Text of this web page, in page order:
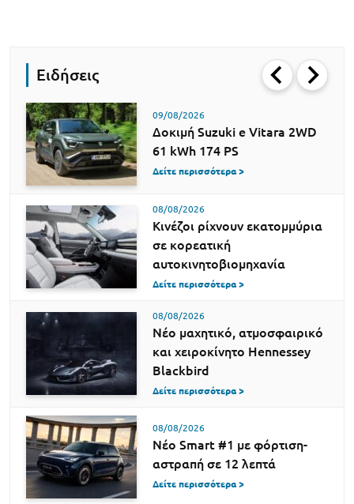
Ειδήσεις
09/08/2026
Δοκιμή Suzuki e Vitara 2WD
61 kWh 174 PS
Δείτε περισσότερα >
08/08/2026
Κινέζοι ρίχνουν εκατομμύρια
σε κορεατική
αυτοκινητοβιομηχανία
Δείτε περισσότερα >
08/08/2026
Νέο μαχητικό, ατμοσφαιρικό
και χειροκίνητο Hennessey
Blackbird
Δείτε περισσότερα >
08/08/2026
Νέο Smart #1 με φόρτιση-
αστραπή σε 12 λεπτά
Δείτε περισσότερα >